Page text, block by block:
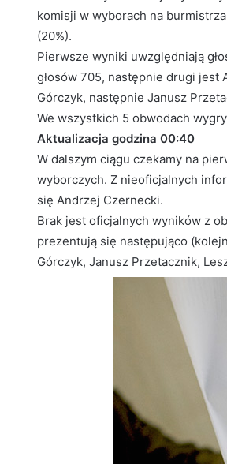
komisji w wyborach na
(20%).
Pierwsze wyniki uwzględniają
głosów 705, następnie drugi jest
Górczyk, następnie Janusz
We wszystkich 5 obwodach
Aktualizacja godzina 00:40
W dalszym ciągu czekamy na
wyborczych. Z nieoficjalnych
się Andrzej Czernecki.
Brak jest oficjalnych wyników z
prezentują się następująco
Górczyk, Janusz Przetacznik,